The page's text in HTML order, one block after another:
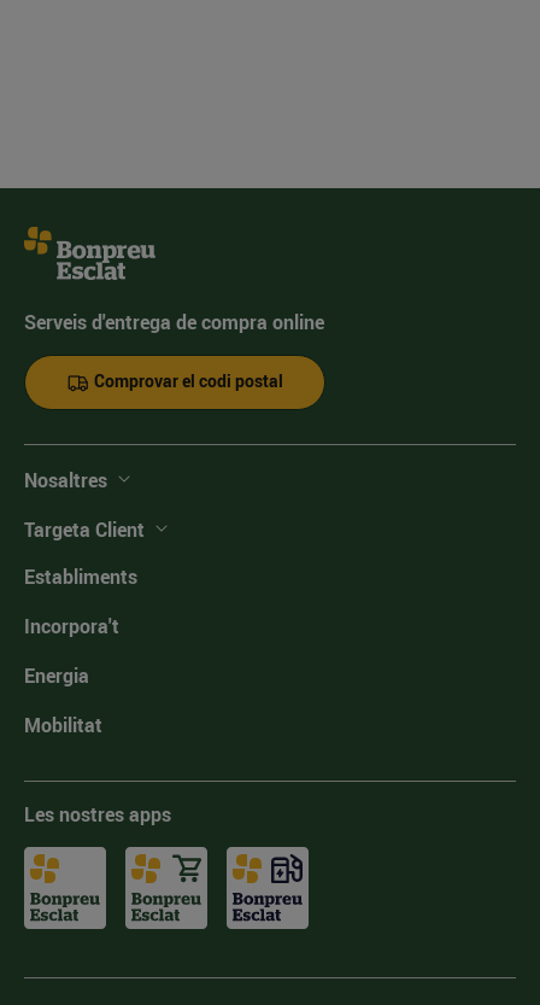
Serveis d'entrega de compra online
Comprovar el codi postal
Nosaltres
Targeta Client
Establiments
Incorpora't
Energia
Mobilitat
Les nostres apps